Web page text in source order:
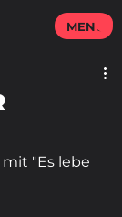
"Es lebe
MENU